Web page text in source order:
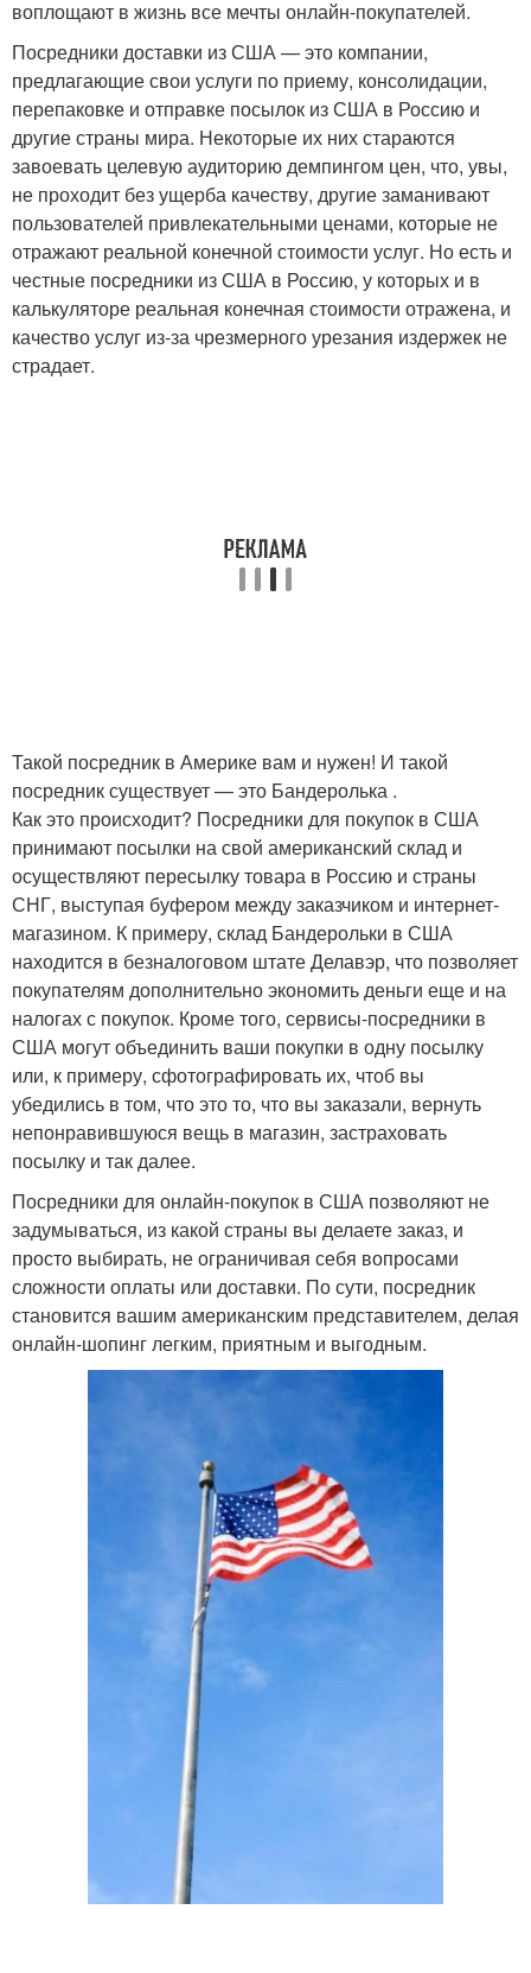
воплощают в жизнь все мечты онлайн-покупателей.
Посредники доставки из США — это компании,
предлагающие свои услуги по приему, консолидации,
перепаковке и отправке посылок из США в Россию и
другие страны мира. Некоторые их них стараются
завоевать целевую аудиторию демпингом цен, что, увы,
не проходит без ущерба качеству, другие заманивают
пользователей привлекательными ценами, которые не
отражают реальной конечной стоимости услуг. Но есть и
честные посредники из США в Россию, у которых и в
калькуляторе реальная конечная стоимости отражена, и
качество услуг из-за чрезмерного урезания издержек не
страдает.
Такой посредник в Америке вам и нужен! И такой
посредник существует — это Бандеролька .
Как это происходит? Посредники для покупок в США
принимают посылки на свой американский склад и
осуществляют пересылку товара в Россию и страны
СНГ, выступая буфером между заказчиком и интернет-
магазином. К примеру, склад Бандерольки в США
находится в безналоговом штате Делавэр, что позволяет
покупателям дополнительно экономить деньги еще и на
налогах с покупок. Кроме того, сервисы-посредники в
США могут объединить ваши покупки в одну посылку
или, к примеру, сфотографировать их, чтоб вы
убедились в том, что это то, что вы заказали, вернуть
непонравившуюся вещь в магазин, застраховать
посылку и так далее.
Посредники для онлайн-покупок в США позволяют не
задумываться, из какой страны вы делаете заказ, и
просто выбирать, не ограничивая себя вопросами
сложности оплаты или доставки. По сути, посредник
становится вашим американским представителем, делая
онлайн-шопинг легким, приятным и выгодным.